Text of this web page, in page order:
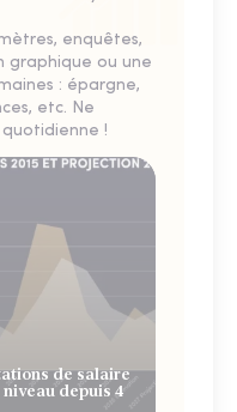
enquêtes,
graphique ou une
: épargne,
etc. Ne
!
de salaire
depuis 4